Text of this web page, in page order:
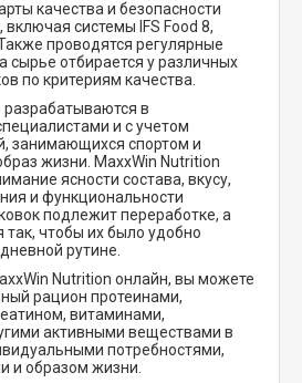
качества и безопасности
системы IFS Food 8,
проводятся регулярные
сырье отбирается у различных
по критериям качества.
в
и с учетом
занимающихся спортом и
жизни. MaxxWin Nutrition
ясности состава, вкусу,
и функциональности
подлежит переработке, а
так, чтобы их было удобно
рутине.
Nutrition онлайн, вы можете
рацион протеинами,
витаминами,
активными веществами в
потребностями,
и образом жизни.